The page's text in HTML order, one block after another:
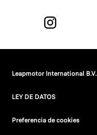
Leapmotor International B.V.
LEY DE DATOS
Preferencia de cookies